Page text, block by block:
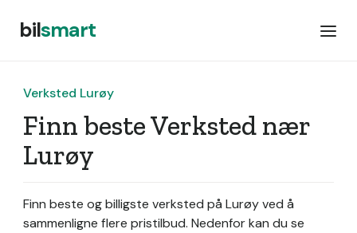
bilsmart
Verksted Lurøy
Finn beste Verksted nær
Lurøy
Finn beste og billigste verksted på Lurøy ved å
sammenligne flere pristilbud. Nedenfor kan du se